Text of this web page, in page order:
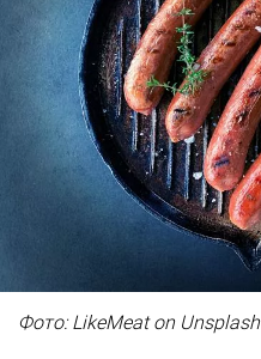
Фото: LikeMeat on Unsplash